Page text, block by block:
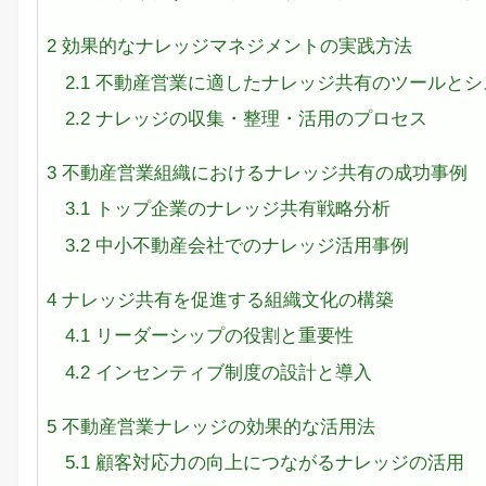
2効果的なナレッジマネジメントの実践方法
2.1不動産営業に適したナレッジ共有のツールと
2.2ナレッジの収集・整理・活用のプロセス
3不動産営業組織におけるナレッジ共有の成功事例
3.1トップ企業のナレッジ共有戦略分析
3.2中小不動産会社でのナレッジ活用事例
4ナレッジ共有を促進する組織文化の構築
4.1リーダーシップの役割と重要性
4.2インセンティブ制度の設計と導入
5不動産営業ナレッジの効果的な活用法
5.1顧客対応力の向上につながるナレッジの活用